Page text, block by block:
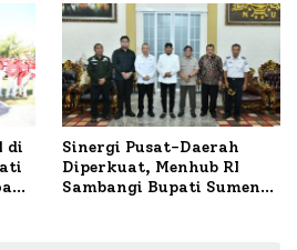
di
Sinergi Pusat-Daerah
Diperkuat, Menhub RI
Sambangi Bupati Sumenep